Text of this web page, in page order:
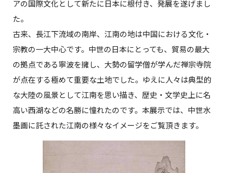
アの国際文化として新たに日本に根付き、発展を遂げまし
た。
古来、長江下流域の南岸、江南の地は中国における文化・
宗教の一大中心です。中世の日本にとっても、貿易の最大
の拠点である寧波を擁し、大勢の留学僧が学んだ禅宗寺院
が点在する極めて重要な土地でした。ゆえに人々は典型的
な大陸の風景として江南を思い描き、歴史・文学史上に名
高い西湖などの名勝に憧れたのです。本展示では、中世水
墨画に託された江南の様々なイメージをご覧頂きます。